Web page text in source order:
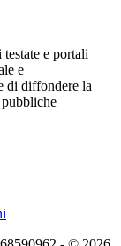
e portali
e
di diffondere la